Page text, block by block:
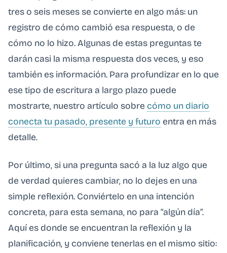
tres o seis meses se convierte en algo más: un
registro de cómo cambió esa respuesta, o de
cómo no lo hizo. Algunas de estas preguntas te
darán casi la misma respuesta dos veces, y eso
también es información. Para profundizar en lo que
ese tipo de escritura a largo plazo puede
mostrarte, nuestro artículo sobre cómo un diario
conecta tu pasado, presente y futuro entra en más
detalle.
Por último, si una pregunta sacó a la luz algo que
de verdad quieres cambiar, no lo dejes en una
simple reflexión. Conviértelo en una intención
concreta, para esta semana, no para “algún día”.
Aquí es donde se encuentran la reflexión y la
planificación, y conviene tenerlas en el mismo sitio: